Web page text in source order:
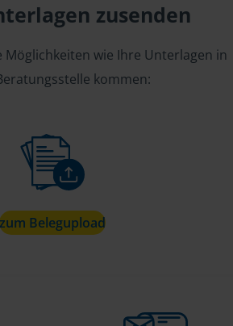
zusenden
Möglichkeiten wie Ihre Unterlagen in
kommen:
zum Belegupload